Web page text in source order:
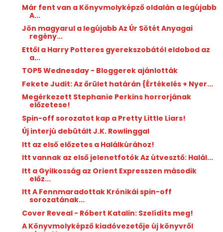
Már fent van a Könyvmolyképző oldalán a legújabb
A...
Jön magyarul a legújabb Az Úr Sötét Anyagai
regény...
Ettől a Harry Potteres gyerekszobától eldobod az
a...
TOP5 Wednesday - Bloggerek ajánlották
Fekete Judit: Az ​őrület határán {Értékelés + Nyer...
Megérkezett Stephanie Perkins horrorjának
előzetese!
Spin-off sorozatot kap a Pretty Little Liars!
Új interjú debütált J.K. Rowlinggal
Itt az első előzetes a Halálkúrához!
Itt vannak az első jelenetfotók Az útvesztő: Halál...
Itt a Gyilkosság az Orient Expresszen második
előz...
Itt A Fennmaradottak Krónikái spin-off
sorozatának...
Cover Reveal - Róbert Katalin: Szelídíts meg!
A Könyvmolyképző kiadóvezetője új könyvről